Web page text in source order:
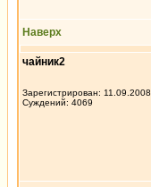
Наверх
чайник2
Зарегистрирован: 11.09.2008
Суждений: 4069